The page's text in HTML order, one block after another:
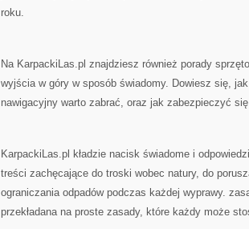
roku.
Na KarpackiLas.pl znajdziesz również porady
wyjścia w góry w sposób świadomy. Dowiesz się,
nawigacyjny warto zabrać, oraz jak zabezpieczyć
KarpackiLas.pl kładzie nacisk świadome i
treści zachęcające do troski wobec natury, do
ograniczania odpadów podczas każdej wyprawy.
przekładana na proste zasady, które każdy może